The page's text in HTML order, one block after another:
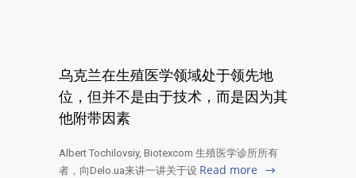
乌克兰在生殖医学领域处于领先地
位，但并不是由于技术，而是因为其
他附带因素
Albert Tochilovsiy, Biotexcom 生殖医学诊所所有
者，向Delo.ua来讲一讲关于设 Read more